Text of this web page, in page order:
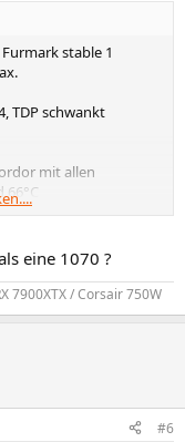
stable 1
TDP schwankt
mit allen
liegt das am FXAA
wirds mit nem
mir sagt, dass
nicht kennt, bei den
eine 1070 ?
7900XTX / Corsair 750W
#6